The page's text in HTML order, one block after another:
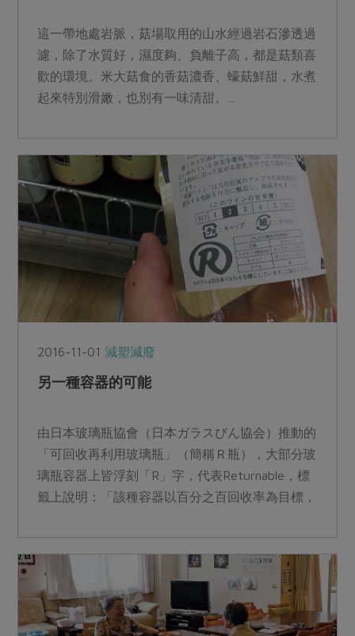
這一帶地處岩脈，菇場取用的山水經過岩石滲透過
濾，除了水質好，濕度夠、負離子高，都是菇類喜
歡的環境。米大菇食的香菇濃香、蠔菇鮮甜，水煮
起來特別滑嫩，也別有一味清甜。...
2016-11-01減塑減廢
另一種容器的可能
由日本玻璃瓶協會（日本ガラスびん協会）推動的
「可回收再利用玻璃瓶」（簡稱Ｒ瓶），大部分玻
璃瓶容器上皆浮刻「R」字，代表Returnable，標
籤上說明：「該種容器以百分之百回收率為目標，